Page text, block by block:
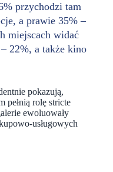
przychodzi tam
a prawie 35% –
miejscach widać
22%, a także kino
pokazują,
pełnią rolę stricte
ewoluowały
usługowych